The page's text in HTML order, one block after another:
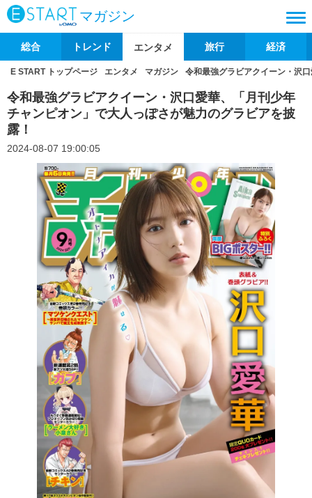
マガジン
総合 トレンド エンタメ 旅行 経済
E START トップページ エンタメ マガジン 令和最強グラビアクイーン・沢
令和最強グラビアクイーン・沢口愛華、「月刊少年
チャンピオン」で大人っぽさが魅力のグラビアを披
露！
2024-08-07 19:00:05